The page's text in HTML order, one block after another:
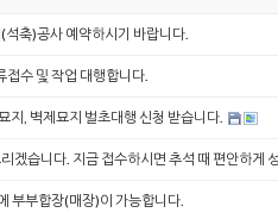
축)공사 예약하시기 바랍니다.
수 및 작업 대행합니다.
지, 벽제묘지 벌초대행 신청 받습니다.
겠습니다. 지금 접수하시면 추석 때 편안하게
부부합장(매장)이 가능합니다.